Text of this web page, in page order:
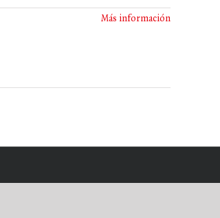
Más información